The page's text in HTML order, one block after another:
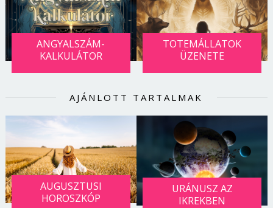
ANGYALSZÁM-
KALKULÁTOR
TOTEMÁLLATOK
ÜZENETE
AJÁNLOTT TARTALMAK
AUGUSZTUSI
HOROSZKÓP
URÁNUSZ AZ
IKREKBEN